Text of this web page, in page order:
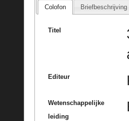
Colofon Briefbeschrijving
Titel
Editeur
Wetenschappelijke
leiding